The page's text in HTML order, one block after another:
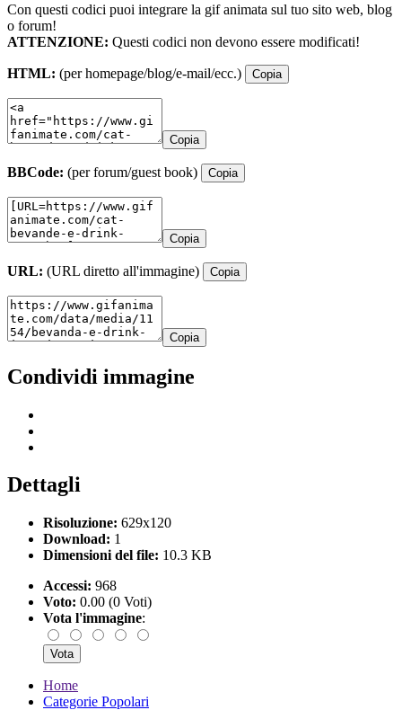
Con questi codici puoi integrare la gif animata sul tuo sito web, blog
o forum!
ATTENZIONE: Questi codici non devono essere modificati!
HTML: (per homepage/blog/e-mail/ecc.) Copia
Copia
BBCode: (per forum/guest book) Copia
Copia
URL: (URL diretto all'immagine) Copia
Copia
Condividi immagine
Dettagli
Risoluzione: 629x120
Download: 1
Dimensioni del file: 10.3 KB
Accessi: 968
Voto: 0.00 (0 Voti)
Vota l'immagine:
Home
Categorie Popolari